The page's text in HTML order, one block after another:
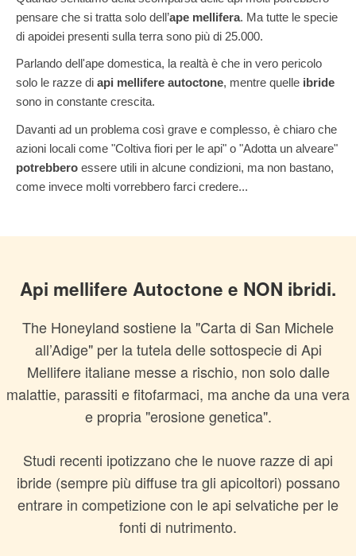
pensare che si tratta solo dell’ape mellifera. Ma tutte le specie
di apoidei presenti sulla terra sono più di 25.000.
Parlando dell'ape domestica, la realtà è che in vero pericolo
solo le razze di api mellifere autoctone, mentre quelle ibride
sono in constante crescita.
Davanti ad un problema così grave e complesso, è chiaro che
azioni locali come "Coltiva fiori per le api" o "Adotta un alveare"
potrebbero essere utili in alcune condizioni, ma non bastano,
come invece molti vorrebbero farci credere...
Api mellifere Autoctone e NON ibridi.
The Honeyland sostiene la "Carta di San Michele
all’Adige" per la tutela delle sottospecie di Api
Mellifere italiane messe a rischio, non solo dalle
malattie, parassiti e fitofarmaci, ma anche da una vera
e propria "erosione genetica".
Studi recenti ipotizzano che le nuove razze di api
ibride (sempre più diffuse tra gli apicoltori) possano
entrare in competizione con le api selvatiche per le
fonti di nutrimento.